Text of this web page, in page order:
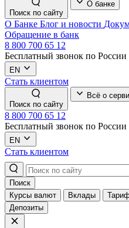
Поиск по сайту
О банке
О Банке Блог и новости
Обращение в банк
8 800 700 65 12
Бесплатный звонок по России
EN
Стать клиентом
Поиск по сайту
Всё о
8 800 700 65 12
Бесплатный звонок по России
EN
Стать клиентом
Поиск
Курсы валют
Вклады
Депозиты